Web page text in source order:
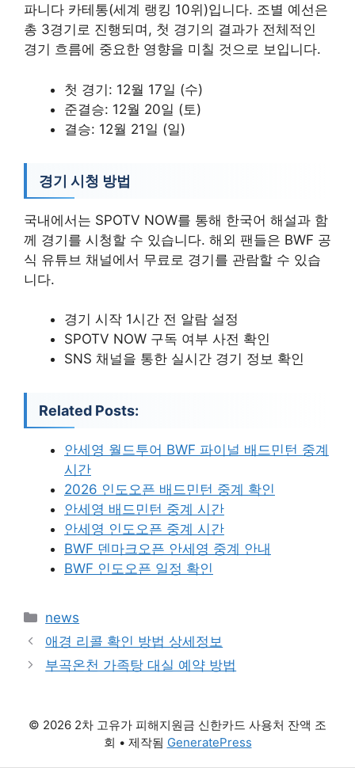
파니다 카테통(세계 랭킹 10위)입니다. 조별 예선은
총 3경기로 진행되며, 첫 경기의 결과가 전체적인
경기 흐름에 중요한 영향을 미칠 것으로 보입니다.
첫 경기: 12월 17일 (수)
준결승: 12월 20일 (토)
결승: 12월 21일 (일)
경기 시청 방법
국내에서는 SPOTV NOW를 통해 한국어 해설과 함
께 경기를 시청할 수 있습니다. 해외 팬들은 BWF 공
식 유튜브 채널에서 무료로 경기를 관람할 수 있습
니다.
경기 시작 1시간 전 알람 설정
SPOTV NOW 구독 여부 사전 확인
SNS 채널을 통한 실시간 경기 정보 확인
Related Posts:
안세영 월드투어 BWF 파이널 배드민턴 중계
시간
2026 인도오픈 배드민턴 중계 확인
안세영 배드민턴 중계 시간
안세영 인도오픈 중계 시간
BWF 덴마크오픈 안세영 중계 안내
BWF 인도오픈 일정 확인
카
테
리
news
애경 리콜 확인 방법 상세정보
부곡온천 가족탕 대실 예약 방법
© 2026 2차 고유가 피해지원금 신한카드 사용처 잔액 조
회 • 제작됨 GeneratePress